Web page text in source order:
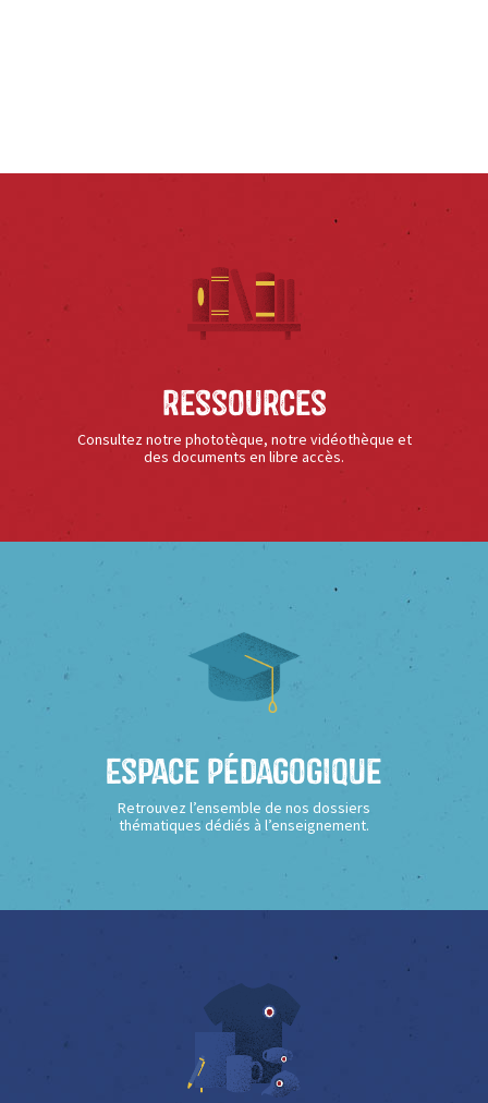
Ressources
Consultez notre phototèque, notre vidéothèque et
des documents en libre accès.
Espace Pédagogique
Retrouvez l’ensemble de nos dossiers
thématiques dédiés à l’enseignement.